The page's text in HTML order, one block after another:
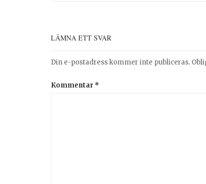
LÄMNA ETT SVAR
Din e-postadress kommer inte publiceras.
Kommentar *